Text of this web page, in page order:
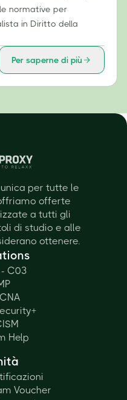
normative per
in Diritto della
Per saperne di più
per tutte le
offerte
a tutti gli
di studio e alle
ottenere.
- C03
Help
Voucher